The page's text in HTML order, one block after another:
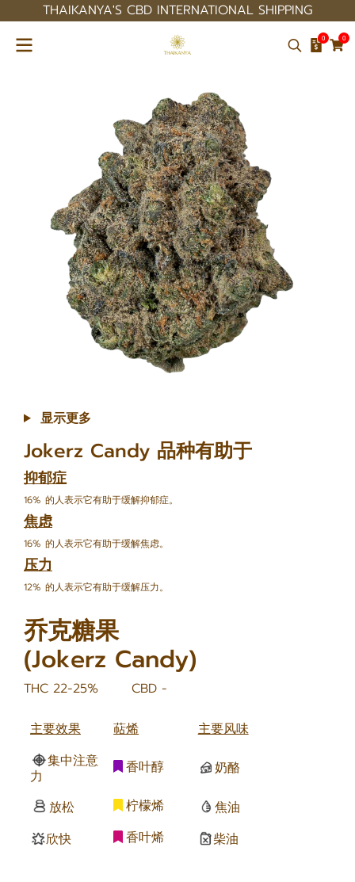
THAIKANYA'S CBD INTERNATIONAL SHIPPING
0 0
显示更多
Jokerz Candy 品种有助于
抑郁症
16% 的人表示它有助于缓解抑郁症。
焦虑
16% 的人表示它有助于缓解焦虑。
压力
12% 的人表示它有助于缓解压力。
乔克糖果
(Jokerz Candy)
THC 22-25% CBD -
主要效果 萜烯
主要风味
集中注意
力
香叶醇 奶酪
放松 柠檬烯
焦油
欣快
香叶烯 柴油